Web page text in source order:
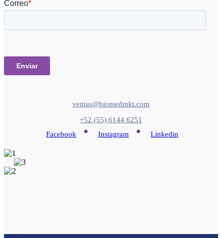
ventas@biomedmkt.com
+52 (55) 6144 6251
Facebook
• Instagram • Linkedin